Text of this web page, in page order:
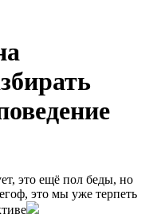
это ещё пол беды, но
это мы уже терпеть